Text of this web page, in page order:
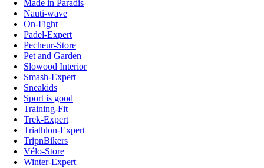
Made in Paradis
Nauti-wave
On-Fight
Padel-Expert
Pecheur-Store
Pet and Garden
Slowood Interior
Smash-Expert
Sneakids
Sport is good
Training-Fit
Trek-Expert
Triathlon-Expert
TripnBikers
Vélo-Store
Winter-Expert